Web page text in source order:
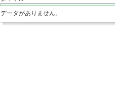
データがありません。